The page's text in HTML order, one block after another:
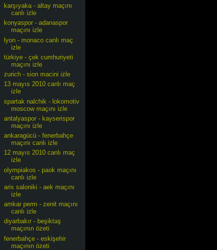
karşıyaka - altay maçını
canlı izle
konyaspor - adanaspor
maçını izle
lyon - monaco canlı maç
izle
türkiye - çek cumhuriyeti
maçını izle
zurich - sion macini izle
13 mayıs 2010 canlı maç
izle
spartak nalchik - lokomotiv
moscow maçını izle
antalyaspor - kayserispor
maçını izle
ankaragücü - fenerbahçe
maçını canlı izle
12 mayıs 2010 canlı maç
izle
olympiakos - paok maçını
canlı izle
aris saloniki - aek maçını
izle
amkar perm - zenit maçını
canlı izle
diyarbakır - beşiktaş
maçının özeti
fenerbahçe - eskişehir
maçının özeti